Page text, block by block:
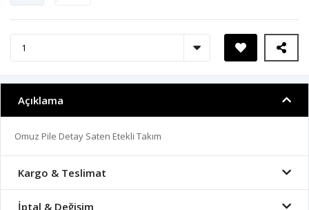
Açıklama
Omuz Pile Detay Saten Etekli Takım
Kargo & Teslimat
İptal & Değişim